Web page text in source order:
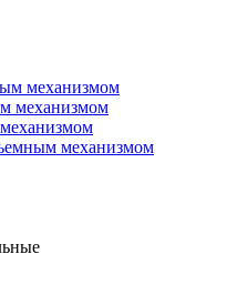
механизмом
механизмом
механизмом